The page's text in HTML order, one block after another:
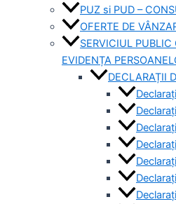
PUZ si PUD –
OFERTE DE
SERVICIUL
EVIDENȚA
DECLARAȚII